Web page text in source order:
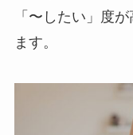
「〜したい」度
ます。